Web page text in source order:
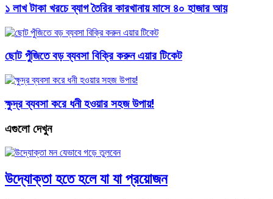
১ লাখ টাকা খরচে ব্যাগ তৈরির কারখানায় মাসে ৪০ হাজার আয়
ছোট পুঁজিতে বড় ব্যবসা বিক্রি করুন এয়ার টিকেট
ক্ষুদ্র ব্যবসা করে ধনী হওয়ার সহজ উপায়!
এগুলো দেখুন
উদ্যোক্তা হতে হলে যা যা প্রয়োজন